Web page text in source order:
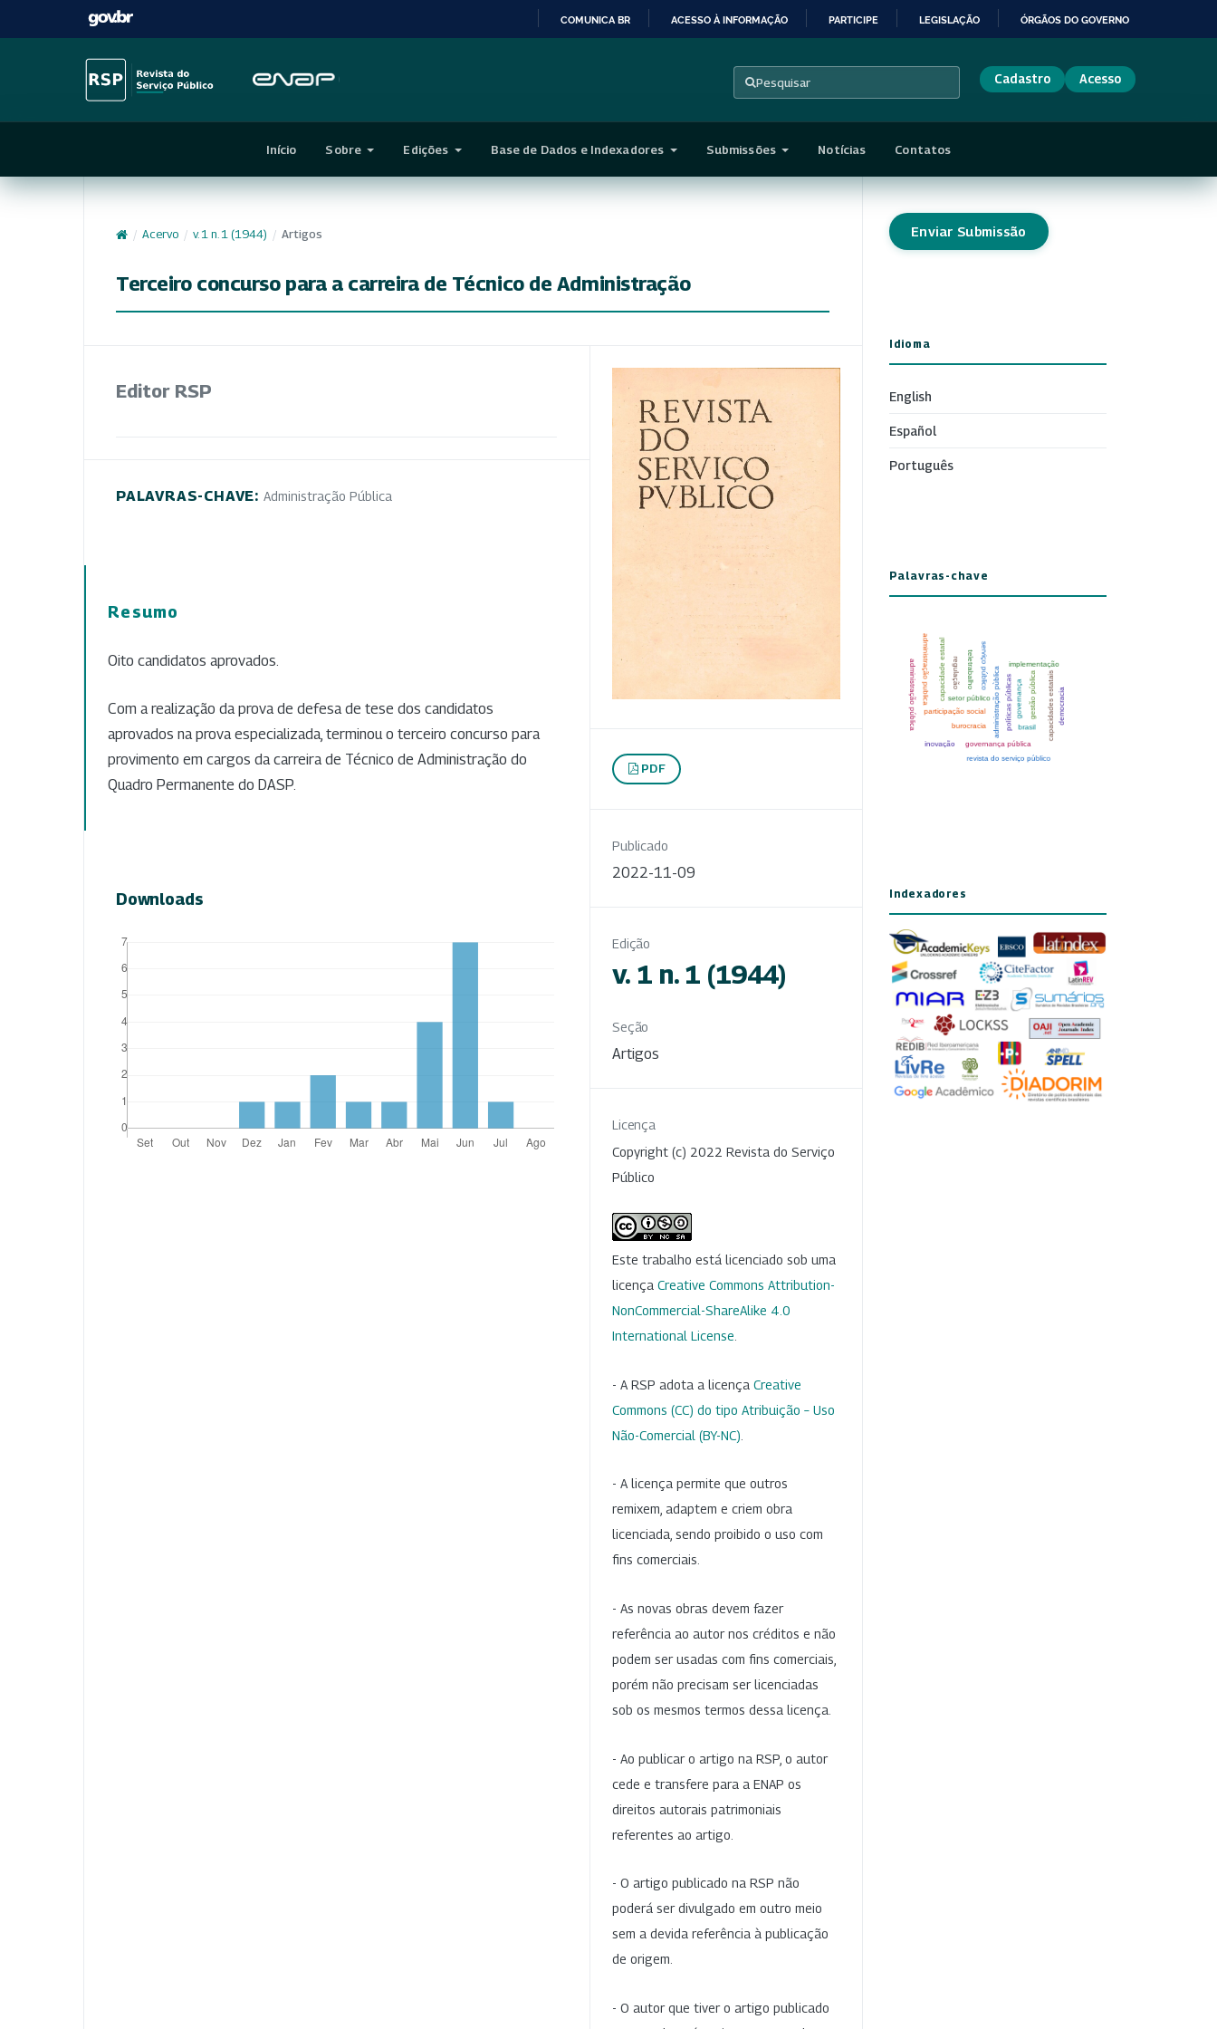
CONTEÚDO
COMUNICA BR ACESSO À INFORMAÇÃO PARTICIPE LEGISLAÇÃO ÓRGÃOS DO GOVERNO
Pesquisar Cadastro Acesso
Início Sobre Edições Base de Dados e Indexadores Submissões Notícias Contatos
/ Acervo / v. 1 n. 1 (1944) / Artigos
Terceiro concurso para a carreira de Técnico de Administração
Editor RSP
PALAVRAS-CHAVE: Administração Pública
Resumo
Oito candidatos aprovados.
Com a realização da prova de defesa de tese dos candidatos
aprovados na prova especializada, terminou o terceiro concurso para
provimento em cargos da carreira de Técnico de Administração do
Quadro Permanente do DASP.
Downloads
PDF
Publicado
2022-11-09
Edição
v. 1 n. 1 (1944)
Seção
Artigos
Licença
Copyright (c) 2022 Revista do Serviço
Público
Este trabalho está licenciado sob uma
licença Creative Commons Attribution-
NonCommercial-ShareAlike 4.0
International License
- A RSP adota a licença Creative
Commons (CC) do tipo Atribuição – Uso
Não-Comercial (BY-NC)
- A licença permite que outros
remixem, adaptem e criem obra
licenciada, sendo proibido o uso com
fins comerciais.
- As novas obras devem fazer
referência ao autor nos créditos e não
podem ser usadas com fins comerciais,
porém não precisam ser licenciadas
sob os mesmos termos dessa licença.
- Ao publicar o artigo na RSP, o autor
cede e transfere para a ENAP os
direitos autorais patrimoniais
referentes ao artigo.
- O artigo publicado na RSP não
poderá ser divulgado em outro meio
sem a devida referência à publicação
de origem.
- O autor que tiver o artigo publicado
Enviar Submissão
Idioma
English
Español
Português
Palavras-chave
Indexadores